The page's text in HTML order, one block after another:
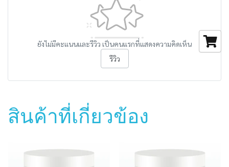
ยังไม่มีคะแนนและรีวิว เป็นคนแรกที่แสดงความคิดเห็น
รีวิว
สินค้าที่เกี่ยวข้อง